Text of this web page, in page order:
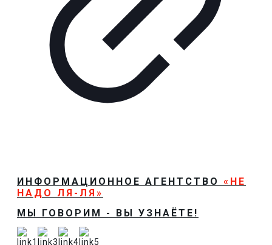
ИНФОРМАЦИОННОЕ АГЕНТСТВО «НЕ
НАДО ЛЯ-ЛЯ»
МЫ ГОВОРИМ - ВЫ УЗНАЁТЕ!